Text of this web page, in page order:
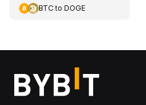
BTCto DOGE